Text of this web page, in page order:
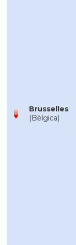
Brusselles
(Bèlgica)